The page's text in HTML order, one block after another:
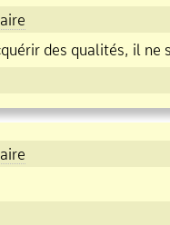
des qualités, il ne